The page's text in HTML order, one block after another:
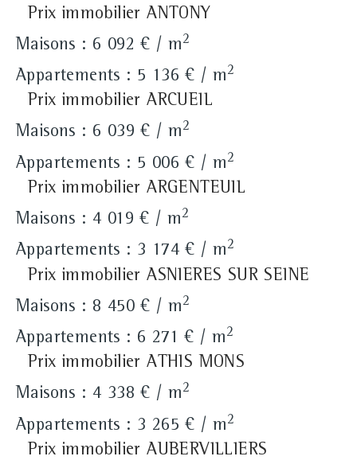
Prix immobilier ANTONY
Maisons : 6 092 € / m2
Appartements : 5 136 € / m2
Prix immobilier ARCUEIL
Maisons : 6 039 € / m2
Appartements : 5 006 € / m2
Prix immobilier ARGENTEUIL
Maisons : 4 019 € / m2
Appartements : 3 174 € / m2
Prix immobilier ASNIERES SUR SEINE
Maisons : 8 450 € / m2
Appartements : 6 271 € / m2
Prix immobilier ATHIS MONS
Maisons : 4 338 € / m2
Appartements : 3 265 € / m2
Prix immobilier AUBERVILLIERS